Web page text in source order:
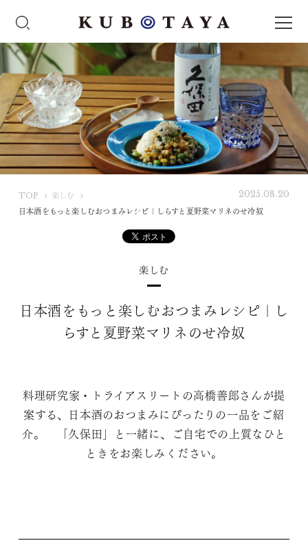
TOP
U
楽しむ
日本酒をもっと楽しむおつまみレシピ｜しらすと夏野菜マリネのせ冷奴
2025.08.20
楽しむ
日本酒をもっと楽しむおつまみレシピ｜し
らすと夏野菜マリネのせ冷奴
料理研究家・トライアスリートの高橋善郎さんが提
案する、日本酒のおつまみにぴったりの一品をご紹
介。 「久保田」と一緒に、ご自宅での上質なひと
ときをお楽しみください。